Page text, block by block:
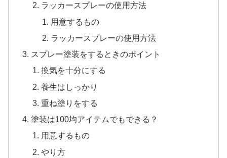
ラッカースプレーの使用方法
用意するもの
ラッカースプレーの使用方法
スプレー塗装をするときのポイント
換気を十分にする
養生はしっかり
重ね塗りをする
塗装は100均アイテムでもできる？
用意するもの
やり方